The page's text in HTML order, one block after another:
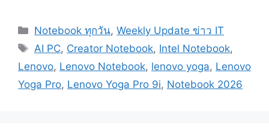
Categories
Notebook ทุกวัน,Weekly Update ข่าว IT
Tags
AI PC, Creator Notebook, Intel Notebook,
Lenovo, Lenovo Notebook, lenovo yoga, Lenovo
Yoga Pro, Lenovo Yoga Pro 9i, Notebook 2026